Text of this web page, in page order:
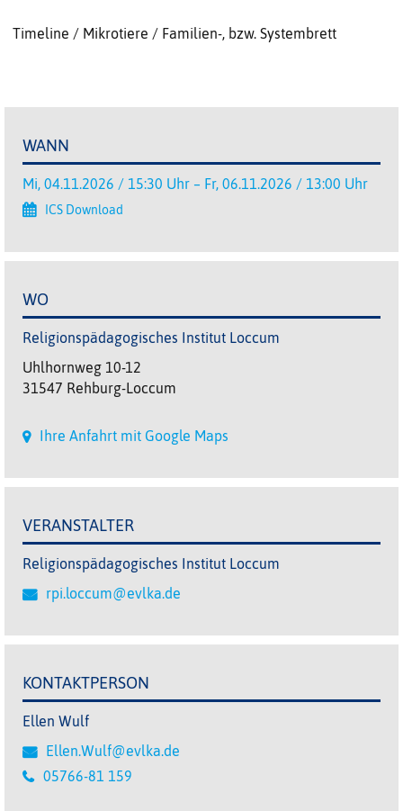
Timeline / Mikrotiere / Familien-, bzw. Systembrett
WANN
Mi, 04.11.2026 / 15:30 Uhr – Fr, 06.11.2026 / 13:00 Uhr
ICS Download
WO
Religionspädagogisches Institut Loccum
Uhlhornweg 10-12
31547 Rehburg-Loccum
Ihre Anfahrt mit Google Maps
VERANSTALTER
Religionspädagogisches Institut Loccum
rpi.loccum@evlka.de
KONTAKTPERSON
Ellen Wulf
Ellen.Wulf@evlka.de
05766-81 159